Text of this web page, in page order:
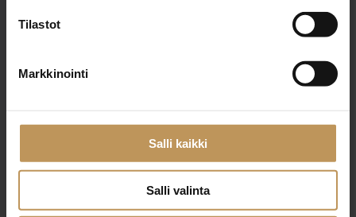
Tilastot
Markkinointi
Salli kaikki
Salli valinta